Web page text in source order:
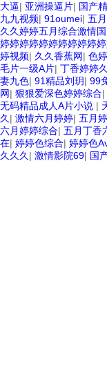
大逼| 亚洲操逼片| 国产
九九视频| 91oumei| 五
久久婷婷五月综合激情
婷婷婷婷婷婷婷婷婷婷
婷视频| 久久香蕉网| 色
毛片一级A片| 丁香婷婷
妻九色| 91精品刘玥| 99
网| 狠狠爱深色婷婷综合|
无码精品成人A片小说 |
久 | 激情六月婷婷| 五月
六月婷婷综合| 五月丁香
在| 婷婷色综合| 婷婷色
久久久 | 激情影院69| 国